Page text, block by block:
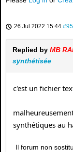
26 Jul 2022 15:44
Replied by MB
synthétisée
c'est un fichier
synthétiques au
Il forum non